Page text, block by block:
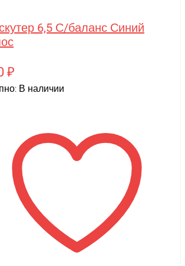
6,5 С/баланс Синий
₽
В наличии